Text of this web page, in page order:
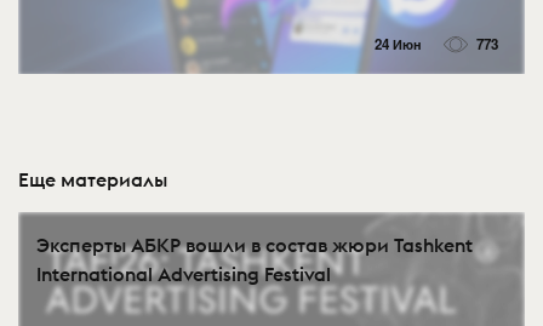
24 Июн 773
Еще материалы
Эксперты АБКР вошли в состав жюри Tashkent
International Advertising Festival